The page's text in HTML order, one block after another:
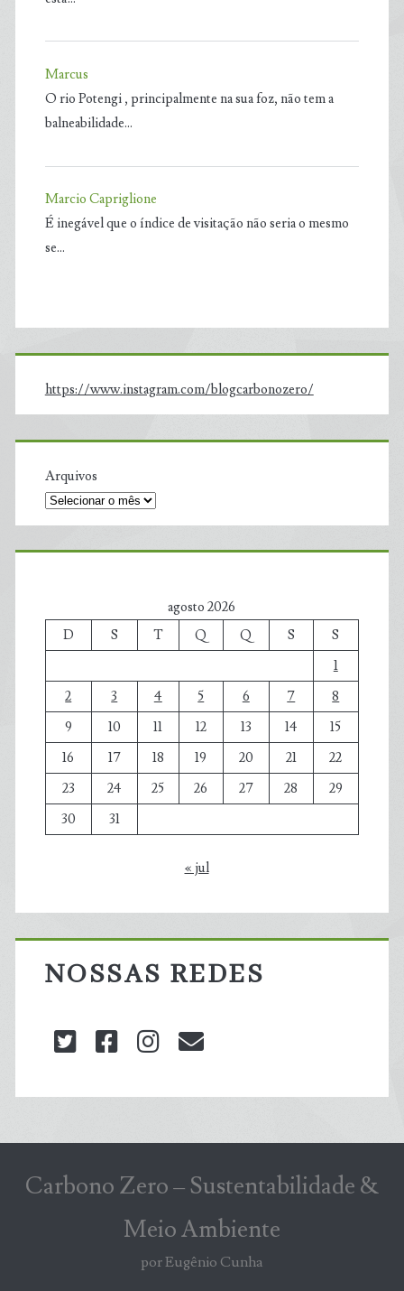
Marcus
O rio Potengi , principalmente na sua foz, não tem a
balneabilidade…
Marcio Capriglione
É inegável que o índice de visitação não seria o mesmo
se…
https://www.instagram.com/blogcarbonozero/
Arquivos
agosto 2026
D
S T Q Q S
S
1
2
3 4 5 6 7
8
9
10 11 12 13 14
15
16
17 18 19 20 21
22
23
24 25 26 27 28
29
30
31
« jul
NOSSAS REDES
twitterfacebookinstagram
Carbono Zero – Sustentabilidade &
Meio Ambiente
por Eugênio Cunha